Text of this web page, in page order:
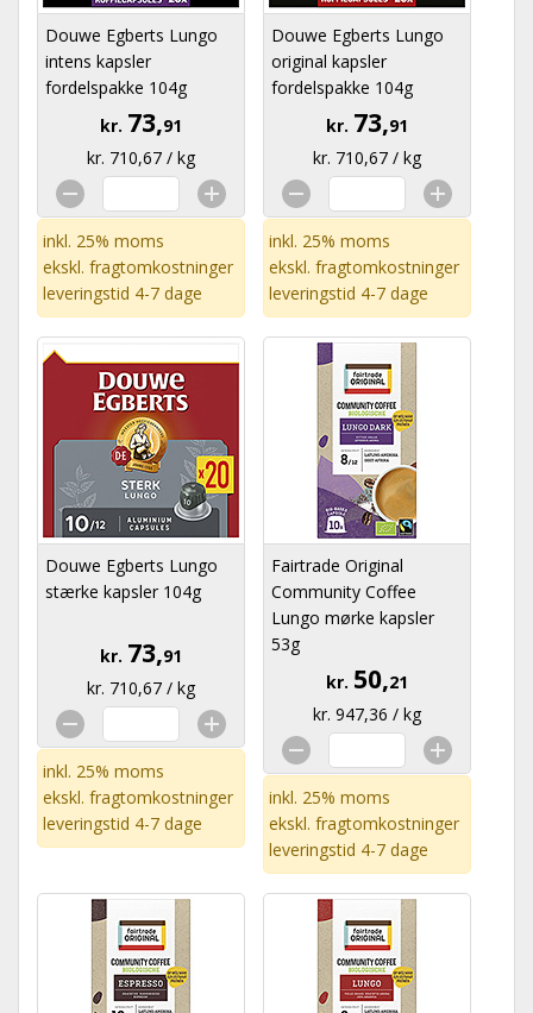
Douwe Egberts Lungo
intens kapsler
fordelspakke 104g
kr. 73,91
kr. 710,67 / kg
inkl. 25% moms
ekskl. fragtomkostninger
leveringstid 4-7 dage
Douwe Egberts Lungo
original kapsler
fordelspakke 104g
kr. 73,91
kr. 710,67 / kg
inkl. 25% moms
ekskl. fragtomkostninger
leveringstid 4-7 dage
Douwe Egberts Lungo
stærke kapsler 104g
kr. 73,91
kr. 710,67 / kg
inkl. 25% moms
ekskl. fragtomkostninger
leveringstid 4-7 dage
Fairtrade Original
Community Coffee
Lungo mørke kapsler
53g
kr. 50,21
kr. 947,36 / kg
inkl. 25% moms
ekskl. fragtomkostninger
leveringstid 4-7 dage